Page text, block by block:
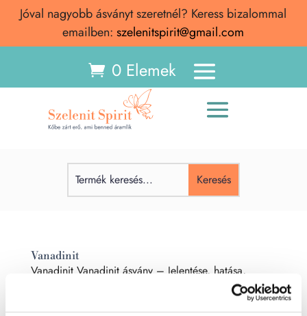
Jóval nagyobb ásványt szeretnél? Keress bizalommal
emailben: szelenitspirit@gmail.com
0 Elemek
Vanadinit
Vanadinit Vanadinit ásvány – Jelentése, hatása,
spirituális tulajdonságai A vanadinit a fókuszálás,